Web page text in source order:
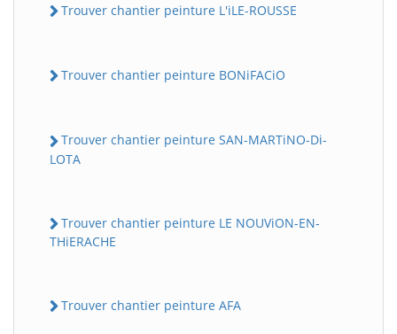
Trouver chantier peinture L'iLE-ROUSSE
Trouver chantier peinture BONiFACiO
Trouver chantier peinture SAN-MARTiNO-Di-
LOTA
Trouver chantier peinture LE NOUViON-EN-
THiERACHE
Trouver chantier peinture AFA